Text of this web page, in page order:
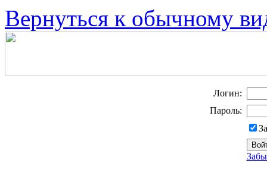
Вернуться к обычному
Логин:
Пароль: